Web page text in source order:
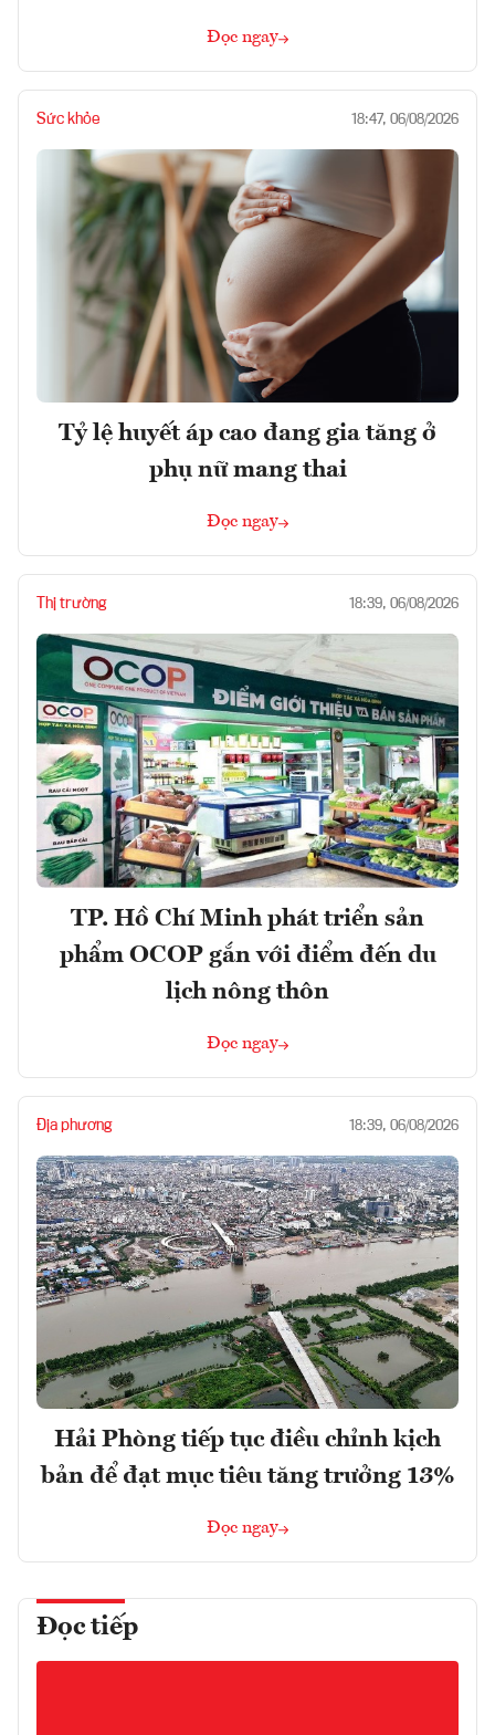
Đọc ngay
Sức khỏe 18:47, 06/08/2026
Tỷ lệ huyết áp cao đang gia tăng ở
phụ nữ mang thai
Đọc ngay
Thị trường 18:39, 06/08/2026
TP. Hồ Chí Minh phát triển sản
phẩm OCOP gắn với điểm đến du
lịch nông thôn
Đọc ngay
Địa phương 18:39, 06/08/2026
Hải Phòng tiếp tục điều chỉnh kịch
bản để đạt mục tiêu tăng trưởng 13%
Đọc ngay
Đọc tiếp